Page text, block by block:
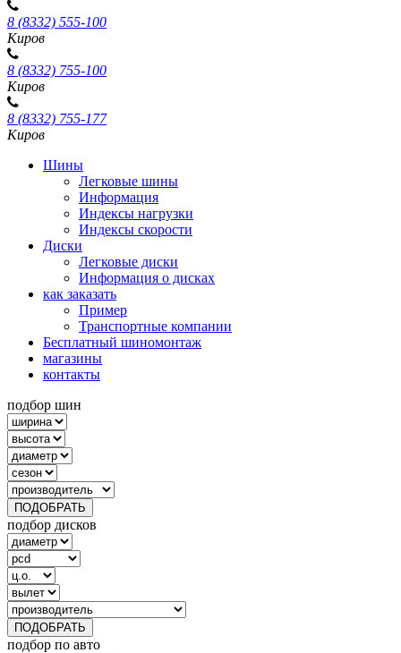
8 (8332) 555-100
Киров
8 (8332) 755-100
Киров
8 (8332) 755-177
Киров
Шины
Легковые шины
Информация
Индексы нагрузки
Индексы скорости
Диски
Легковые диски
Информация о дисках
как заказать
Пример
Транспортные компании
Бесплатный шиномонтаж
магазины
контакты
подбор шин
ПОДОБРАТЬ
подбор дисков
ПОДОБРАТЬ
подбор по авто